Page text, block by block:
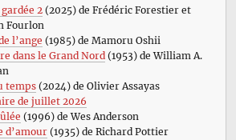
2(2025) de Frédéric Forestier et
Fourlon
l’ange (1985) de Mamoru Oshii
dans le Grand Nord(1953) de William A.
temps(2024) de Olivier Assayas
de juillet 2026
(1996) de Wes Anderson
d’amour(1935) de Richard Pottier